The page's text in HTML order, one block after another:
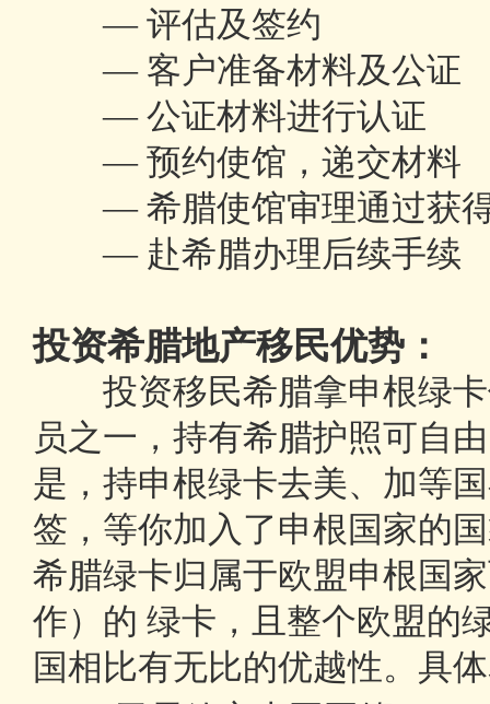
— 评估及签约
— 客户准备材料及公证
— 公证材料进行认证
— 预约使馆，递交材料
— 希腊使馆审理通过获得
— 赴希腊办理后续手续
投资希腊地产移民优势：
投资移民希腊拿申根绿卡
员之一，持有希腊护照可自
是，持申根绿卡去美、加等
签，等你加入了申根国家的
希腊绿卡归属于欧盟申根国
作）的 绿卡，且整个欧盟的
国相比有无比的优越性。具